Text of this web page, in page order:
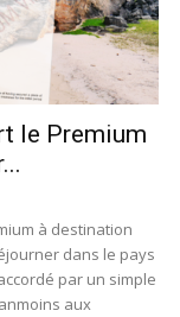
le Premium
à destination
dans le pays
par un simple
aux